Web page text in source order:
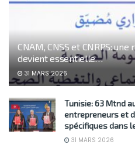
CNAM, CNSS et CNRPS:
devient essentielle…
31 MARS 2026
Tunisie: 63 Mtnd
entrepreneurs et
spécifiques dans
31 MARS 2026